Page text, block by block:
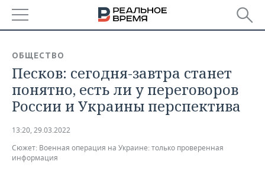
БАШКОРТОСТАН
ТАТАРСТАН
НОВОСТИ
АНАЛИТИКА
ДЕКЛАРАЦИИ О ДОХОДАХ
НОВОСТИ ЭКОНОМИКИ
ПРОМЫШЛЕННОСТЬ
ОБЩЕСТВО
Песков: сегодня-завтра станет
понятно, есть ли у переговоров
России и Украины перспектива
13:20, 29.03.2022
Сюжет: Военная операция на Украине: только проверенная
информация